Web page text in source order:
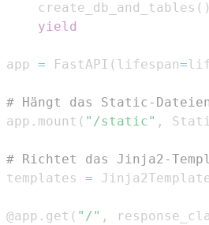
    create_db_and_tables
( )
yield
app = FastAPI ( lifespan=
# Hängt das Static-
app . mount ( "/static" ,
# Richtet das Jinja2-
templates =
@app . get ( "/" ,